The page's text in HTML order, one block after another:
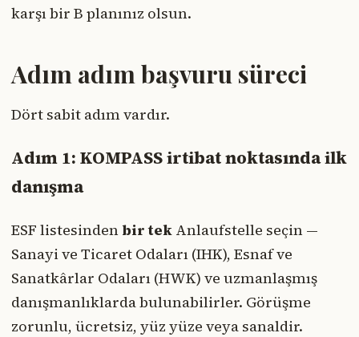
karşı bir B planınız olsun.
Adım adım başvuru süreci
Dört sabit adım vardır.
Adım 1: KOMPASS irtibat noktasında ilk
danışma
ESF listesinden bir tek Anlaufstelle seçin —
Sanayi ve Ticaret Odaları (IHK), Esnaf ve
Sanatkârlar Odaları (HWK) ve uzmanlaşmış
danışmanlıklarda bulunabilirler. Görüşme
zorunlu, ücretsiz, yüz yüze veya sanaldir.